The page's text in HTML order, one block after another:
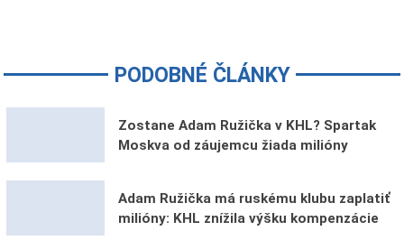
PODOBNÉ ČLÁNKY
Zostane Adam Ružička v KHL? Spartak
Moskva od záujemcu žiada milióny
Adam Ružička má ruskému klubu zaplatiť
milióny: KHL znížila výšku kompenzácie